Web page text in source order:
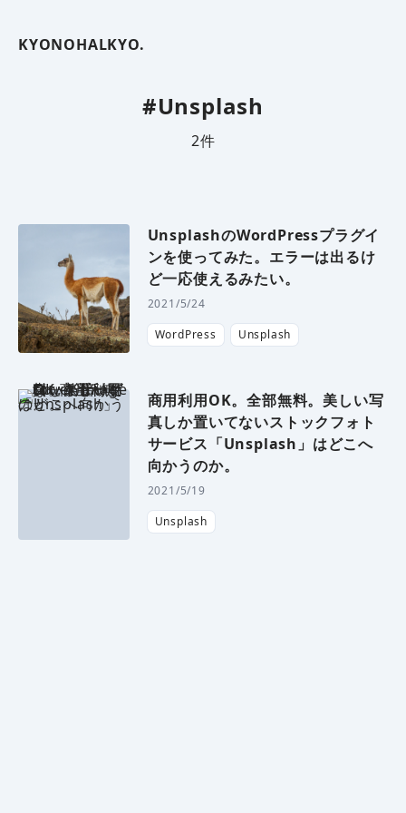
KYONOHALKYO.
#Unsplash
2件
UnsplashのWordPressプラグイ
ンを使ってみた。エラーは出るけ
ど一応使えるみたい。
2021/5/24
WordPress
Unsplash
商用利用OK。全部無料。美しい写
真しか置いてないストックフォト
サービス「Unsplash」はどこへ
向かうのか。
2021/5/19
Unsplash